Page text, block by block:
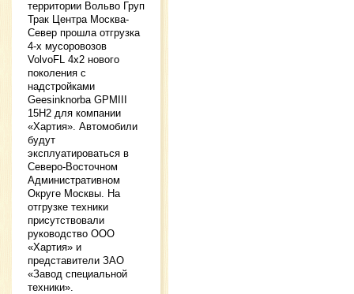
территории Вольво Груп
Трак Центра Москва-
Север прошла отгрузка
4-х мусоровозов
VolvoFL 4х2 нового
поколения с
надстройками
Geesinknorba GPMIII
15Н2 для компании
«Хартия». Автомобили
будут
эксплуатироваться в
Северо-Восточном
Административном
Округе Москвы. На
отгрузке техники
присутствовали
руководство ООО
«Хартия» и
представители ЗАО
«Завод специальной
техники».